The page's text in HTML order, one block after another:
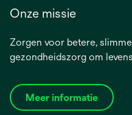
Onze missie
Zorgen voor betere,
gezondheidszorg om
Meer informatie